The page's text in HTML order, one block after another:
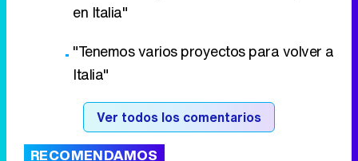
en Italia"
"Tenemos varios proyectos para volver a
Italia"
Ver todos los comentarios
RECOMENDAMOS